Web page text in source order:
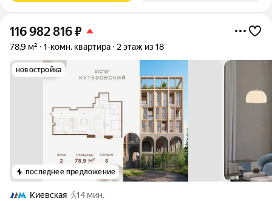
116 982 816₽
78,9 м² 1-комн. квартира 2 этаж из 18
новостройка
последнее предложение
Киевская
14 мин.